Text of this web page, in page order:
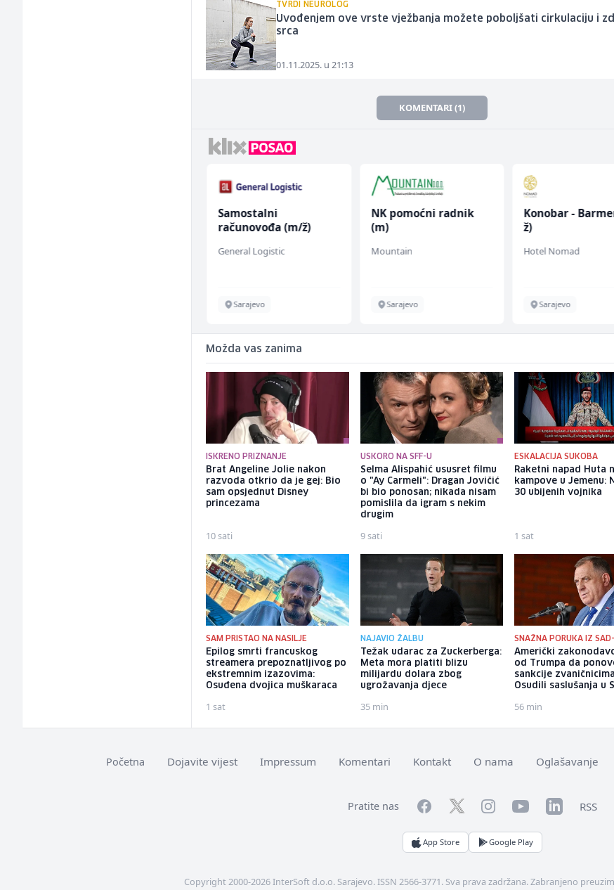
TVRDI NEUROLOG
Uvođenjem ove vrste vježbanja možete poboljšati cirkulaciju i
srca
01.11.2025. u 21:13
KOMENTARI (1)
Samostalni
računovođa (m/ž)
General Logistic
Sarajevo
NK pomoćni radnik
(m)
Mountain
Sarajevo
Konobar -
ž)
Hotel Nomad
Sarajevo
Možda vas zanima
ISKRENO PRIZNANJE
Brat Angeline Jolie nakon
razvoda otkrio da je gej: Bio
sam opsjednut Disney
princezama
10 sati
USKORO NA SFF-U
Selma Alispahić ususret filmu
o "Ay Carmeli": Dragan Jovičić
bi bio ponosan; nikada nisam
pomislila da igram s nekim
drugim
9 sati
ESKALACIJA SUKOBA
Raketni napad Huta
kampove u Jemenu:
30 ubijenih vojnika
1 sat
SAM PRISTAO NA NASILJE
Epilog smrti francuskog
streamera prepoznatljivog po
ekstremnim izazovima:
Osuđena dvojica muškaraca
1 sat
NAJAVIO ŽALBU
Težak udarac za Zuckerberga:
Meta mora platiti blizu
milijardu dolara zbog
ugrožavanja djece
35 min
SNAŽNA PORUKA IZ
Američki
od Trumpa da
sankcije
Osudili saslušanja u
56 min
Početna Dojavite vijest Impressum Komentari Kontakt O nama Oglašavanje
Pratite nas FacebookTwitterInstagramYouTubeLinkedInRSS
App Store Google Play
Copyright 2000-2026 InterSoft d.o.o. Sarajevo. ISSN 2566-3771. Sva prava zadržana. Zabranjeno